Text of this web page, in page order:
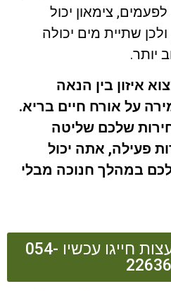
צימאון יכול
שתיית מים יכולה
יותר.
איזון בין הנאה
על אורח חיים בריא.
שלכם שליטה
פעילה, אתה יכול
במהלך חנוכה מבלי
יש שאלות? להתייעצות חייגו עכשיו 054-